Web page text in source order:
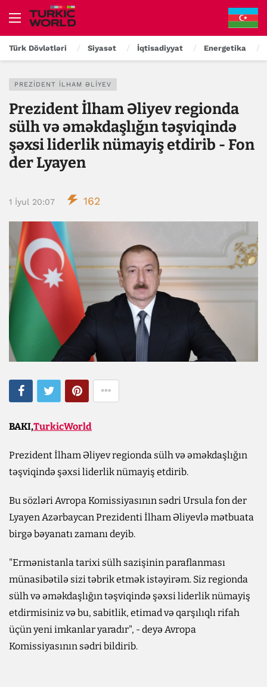
Türk Dövlətləri Siyasət İqtisadiyyat Energetika
PREZIDENT İLHAM ƏLIYEV
Prezident İlham Əliyev regionda
sülh və əməkdaşlığın təşviqində
şəxsi liderlik nümayiş etdirib - Fon
der Lyayen
1 İyul 20:07 162
BAKI,TurkicWorld
Prezident İlham Əliyev regionda sülh və əməkdaşlığın
təşviqində şəxsi liderlik nümayiş etdirib.
Bu sözləri Avropa Komissiyasının sədri Ursula fon der
Lyayen Azərbaycan Prezidenti İlham Əliyevlə mətbuata
birgə bəyanatı zamanı deyib.
"Ermənistanla tarixi sülh sazişinin paraflanması
münasibətilə sizi təbrik etmək istəyirəm. Siz regionda
sülh və əməkdaşlığın təşviqində şəxsi liderlik nümayiş
etdirmisiniz və bu, sabitlik, etimad və qarşılıqlı rifah
üçün yeni imkanlar yaradır", - deyə Avropa
Komissiyasının sədri bildirib.